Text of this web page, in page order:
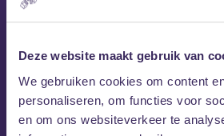
Deze website maakt gebruik van
We gebruiken cookies om content
personaliseren, om functies voor
en om ons websiteverkeer te
een mix van garagerock, surfpunk
strakke riffs, een energie die blijft
onverwachte wendingen is dit